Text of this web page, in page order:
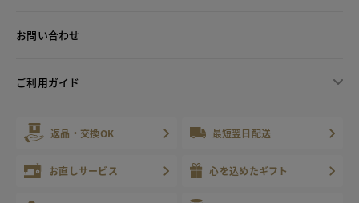
お問い合わせ
ご利用ガイド
返品・交換OK 最短翌日配送
お直しサービス 心を込めたギフト